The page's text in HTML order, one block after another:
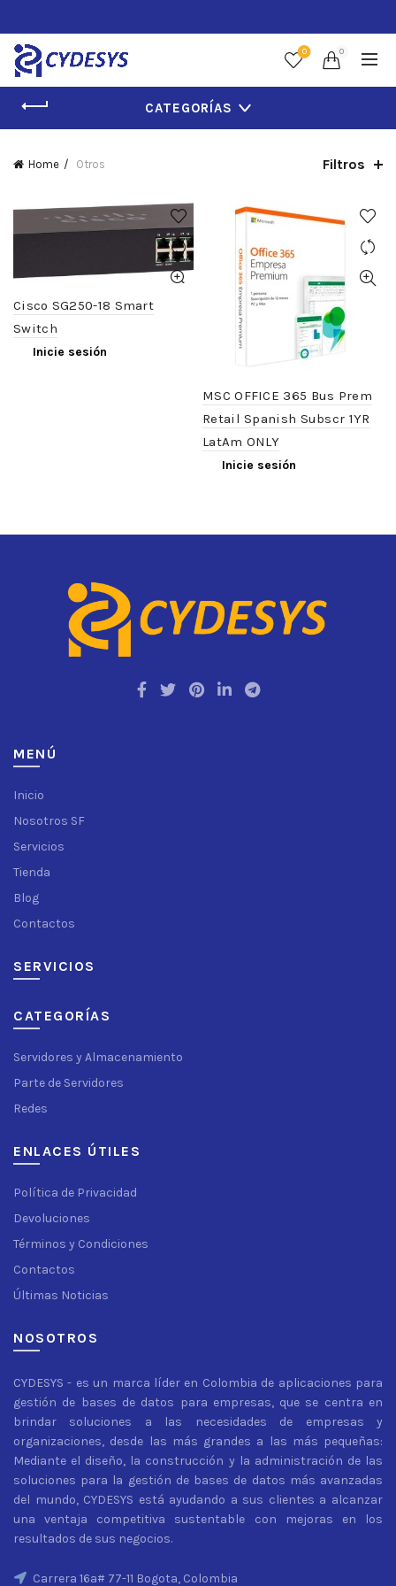
0 0
CATEGORÍAS
Home Otros Filtros
Cisco SG250-18 Smart
Switch
Inicie sesión
MSC OFFICE 365 Bus Prem
Retail Spanish Subscr 1YR
LatAm ONLY
Inicie sesión
MENÚ
Inicio
Nosotros SF
Servicios
Tienda
Blog
Contactos
SERVICIOS
CATEGORÍAS
Servidores y Almacenamiento
Parte de Servidores
Redes
ENLACES ÚTILES
Política de Privacidad
Devoluciones
Términos y Condiciones
Contactos
Últimas Noticias
NOSOTROS
CYDESYS - es un marca líder en Colombia de aplicaciones para
gestión de bases de datos para empresas, que se centra en
brindar soluciones a las necesidades de empresas y
organizaciones, desde las más grandes a las más pequeñas:
Mediante el diseño, la construcción y la administración de las
soluciones para la gestión de bases de datos más avanzadas
del mundo, CYDESYS está ayudando a sus clientes a alcanzar
una ventaja competitiva sustentable con mejoras en los
resultados de sus negocios.
Carrera 16a# 77-11 Bogota, Colombia